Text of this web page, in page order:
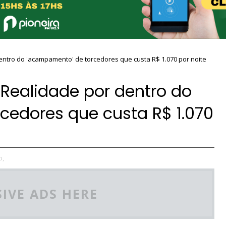
do 'acampamento' de torcedores que custa R$ 1.070 por noite
por dentro do
que custa R$ 1.070
ADS HERE